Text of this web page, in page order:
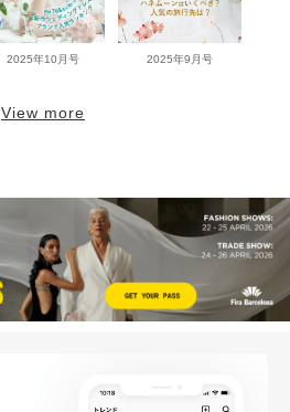
2025年10月号 2025年9月号
View more